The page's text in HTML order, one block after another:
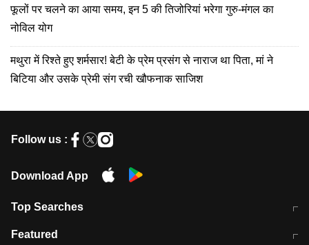
फूलों पर चलने का आया समय, इन 5 की तिजोरियां भरेगा गुरु-मंगल का
नोविल योग
मथुरा में रिश्ते हुए शर्मसार! बेटी के प्रेम प्रसंग से नाराज था पिता, मां ने
बिटिया और उसके प्रेमी संग रची खौफनाक साजिश
Follow us :
Download App
Top Searches
मुंबई में लगे 'जेन जी' के पोस्टर, लिखा- 'मैं
Featured